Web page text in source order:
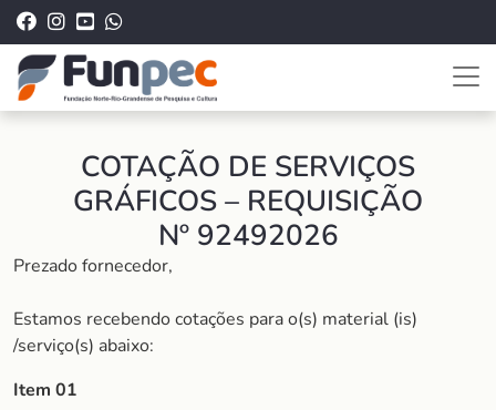
COTAÇÃO DE SERVIÇOS
GRÁFICOS – REQUISIÇÃO
Nº 92492026
Prezado fornecedor,
Estamos recebendo cotações para o(s) material (is)
/serviço(s) abaixo:
Item 01